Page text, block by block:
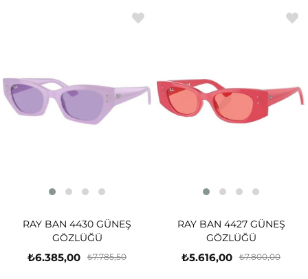
RAY BAN 4430 GÜNEŞ
GÖZLÜĞÜ
₺6.385,00 ₺7.785,50
RAY BAN 4427 GÜNEŞ
GÖZLÜĞÜ
₺5.616,00 ₺7.800,00